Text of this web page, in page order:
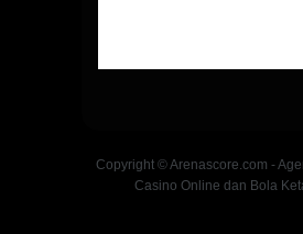
Copyright © Arenascore.com -
Casino Online dan Bola